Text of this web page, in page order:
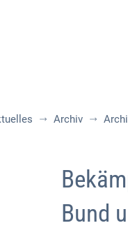
Archiv
Bund